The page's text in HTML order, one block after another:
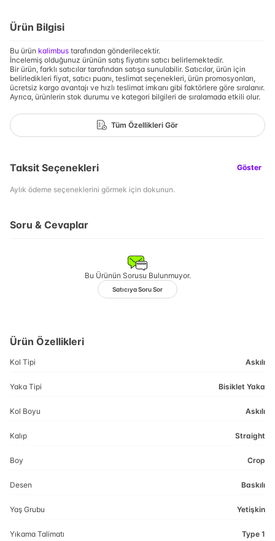
Ürün Bilgisi
Bu ürün kalimbus tarafından gönderilecektir.
İncelemiş olduğunuz ürünün satış fiyatını satıcı belirlemektedir.
Bir ürün, farklı satıcılar tarafından satışa sunulabilir. Satıcılar, ürün için
belirledikleri fiyat, satıcı puanı, teslimat seçenekleri, ürün promosyonları,
ücretsiz kargo avantajı ve hızlı teslimat imkanı gibi faktörlere göre sıralanır.
Ayrıca, ürünlerin stok durumu ve kategori bilgileri de sıralamada etkili olur.
Tüm Özellikleri Gör
Taksit Seçenekleri Göster
Aylık ödeme seçeneklerini görmek için dokunun.
Soru & Cevaplar
Bu Ürünün Sorusu Bulunmuyor.
Satıcıya Soru Sor
Ürün Özellikleri
Kol Tipi Askılı
Yaka Tipi Bisiklet Yaka
Kol Boyu Askılı
Kalıp Straight
Boy Crop
Desen Baskılı
Yaş Grubu Yetişkin
Yıkama Talimatı Type 1